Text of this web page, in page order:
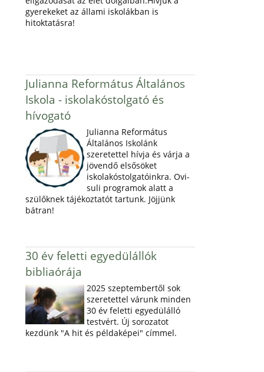
gyerekeket az állami iskolákban is
hitoktatásra!
Julianna Református Általános
Iskola - iskolakóstolgató és
hívogató
Julianna Református
Általános Iskolánk
szeretettel hívja és várja a
jövendő elsősöket
iskolakóstolgatóinkra. Ovi-
suli programok alatt a
szülőknek tájékoztatót tartunk. Jöjjünk
bátran!
30 év feletti egyedülállók
bibliaórája
2025 szeptembertől sok
szeretettel várunk minden
30 év feletti egyedülálló
testvért. Új sorozatot
kezdünk "A hit és példaképei" címmel.